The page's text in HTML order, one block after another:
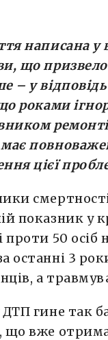
написана у
що призвело
– у
роками
цієї
показник у
проти 50 осіб
останні 3
а
ДТП гине так
вже